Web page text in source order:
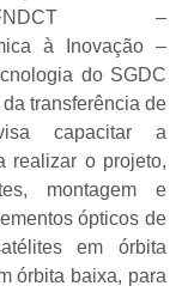
FNDCT –
à Inovação –
do SGDC
transferência de
capacitar a
realizar o projeto,
montagem e
ópticos de
em órbita
órbita baixa, para